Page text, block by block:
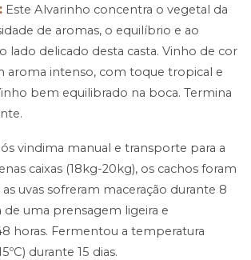
Este Alvarinho concentra o vegetal da
de aromas, o equilíbrio e ao
lado delicado desta casta. Vinho de cor
aroma intenso, com toque tropical e
bem equilibrado na boca. Termina
vindima manual e transporte para a
caixas (18kg-20kg), os cachos foram
uvas sofreram maceração durante 8
de uma prensagem ligeira e
horas. Fermentou a temperatura
durante 15 dias.